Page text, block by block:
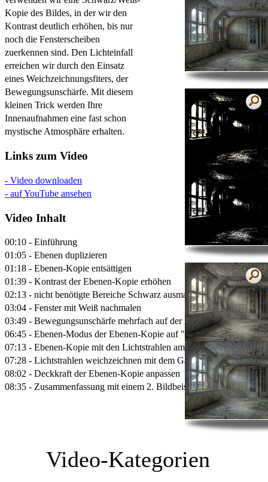
Kopie des Bildes, in der wir den
Kontrast deutlich erhöhen, bis nur
noch die Fensterscheiben
zuerkennen sind. Den Lichteinfall
erreichen wir durch den Einsatz
eines Weichzeichnungsfiters, der
Bewegungsunschärfe. Mit diesem
kleinen Trick werden Ihre
Innenaufnahmen eine fast schon
mystische Atmosphäre erhalten.
Links zum Video
- Video downloaden
- auf YouTube ansehen
Video Inhalt
00:10 - Einführung
01:05 - Ebenen duplizieren
01:18 - Ebenen-Kopie entsättigen
01:39 - Kontrast der Ebenen-Kopie erhöhen
02:13 - nicht benötigte Bereiche Schwarz ausmalen
03:04 - Fenster mit Weiß nachmalen
03:49 - Bewegungsunschärfe mehrfach auf der Ebenen-Kopie
06:45 - Ebenen-Modus der Ebenen-Kopie auf "Bildschirm" einstellen
07:13 - Ebenen-Kopie mit den Lichtstrahlen am Fenster ausrichten
07:28 - Lichtstrahlen weichzeichnen mit dem Gaußischem
08:02 - Deckkraft der Ebenen-Kopie anpassen
08:35 - Zusammenfassung mit einem 2. Bildbeispiel
Video-Kategorien